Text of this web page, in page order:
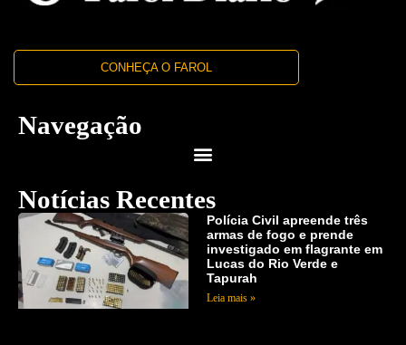
CONHEÇA O FAROL
Navegação
Notícias Recentes
Polícia Civil apreende três
armas de fogo e prende
investigado em flagrante em
Lucas do Rio Verde e
Tapurah
Leia mais »